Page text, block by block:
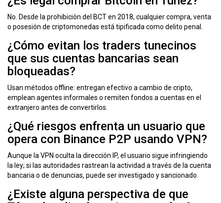
No. Desde la prohibición del BCT en 2018, cualquier compra, venta
o posesión de criptomonedas está tipificada como delito penal.
¿Cómo evitan los traders tunecinos
que sus cuentas bancarias sean
bloqueadas?
Usan métodos offline: entregan efectivo a cambio de cripto,
emplean agentes informales o remiten fondos a cuentas en el
extranjero antes de convertirlos.
¿Qué riesgos enfrenta un usuario que
opera con Binance P2P usando VPN?
Aunque la VPN oculta la dirección IP, el usuario sigue infringiendo
la ley; si las autoridades rastrean la actividad a través de la cuenta
bancaria o de denuncias, puede ser investigado y sancionado.
¿Existe alguna perspectiva de que